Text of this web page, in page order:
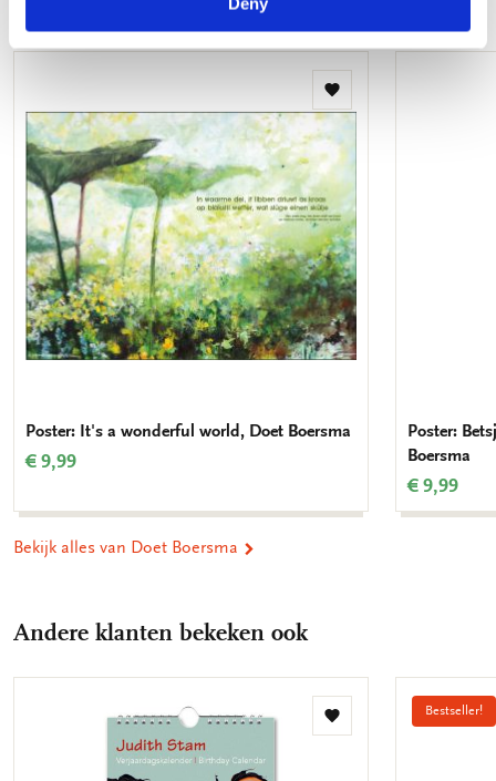
Meer van Doet Boersma
Toevoegen
aan
verlanglijst
Poster: It's a wonderful world, Doet Boersma
€ 9,99
Poster:
Boersma
€ 9,99
Bekijk alles van Doet Boersma
Andere klanten bekeken ook
Toevoegen
Bestseller!